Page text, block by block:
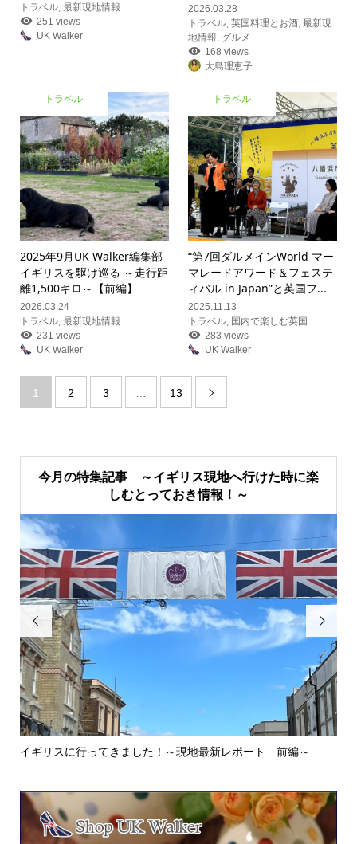
トラベル, 最新現地情報
251 views
UK Walker
2026.03.28
トラベル ,英国料理とお酒 ,最新現
地情報 グルメ
168 views
大島理恵子
トラベル
2025年9月UK Walker編集部
イギリスを駆け巡る ～走行距
離1,500キロ～【前編】
2026.03.24
トラベル, 最新現地情報
231 views
UK Walker
トラベル
“第7回ダルメインWorld マー
マレードアワード＆フェステ
ィバル in Japan”と英国フ...
2025.11.13
トラベル, 国内で楽しむ英国
283 views
UK Walker
1 2 3 … 13 
今月の特集記事 ～イギリス現地へ行けた時に楽
しむとっておき情報！～

イギリスに行ってきました！～現地最新レポート 前編～
